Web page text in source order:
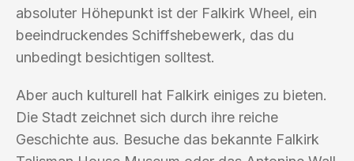
absoluter Höhepunkt ist der Falkirk Wheel, ein
beeindruckendes Schiffshebewerk, das du
unbedingt besichtigen solltest.
Aber auch kulturell hat Falkirk einiges zu bieten.
Die Stadt zeichnet sich durch ihre reiche
Geschichte aus. Besuche das bekannte Falkirk